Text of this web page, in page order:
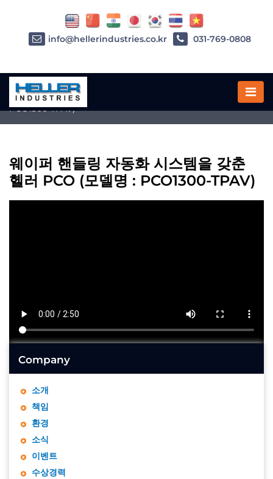
Home»웨이퍼 핸들링 자동화 시스템을 갖춘 헬러 PCO (모델명 :
PCO1300-TPAV)
웨이퍼 핸들링 자동화 시스템을 갖춘
헬러 PCO (모델명 : PCO1300-TPAV)
Company
소개
책임
환경
소식
이벤트
수상경력
info@hellerindustries.co.kr 031-769-0808